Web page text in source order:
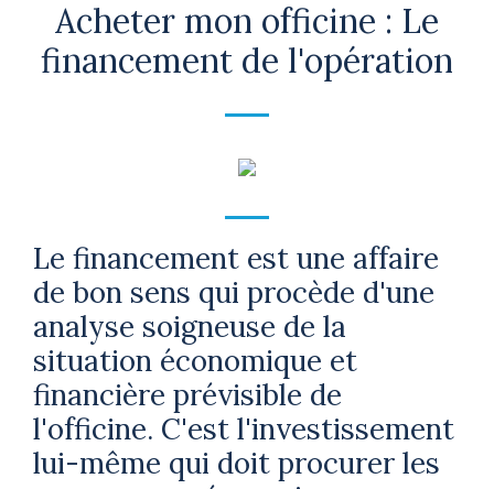
Acheter mon officine : Le
financement de l'opération
Le financement est une affaire
de bon sens qui procède d'une
analyse soigneuse de la
situation économique et
financière prévisible de
l'officine. C'est l'investissement
lui-même qui doit procurer les